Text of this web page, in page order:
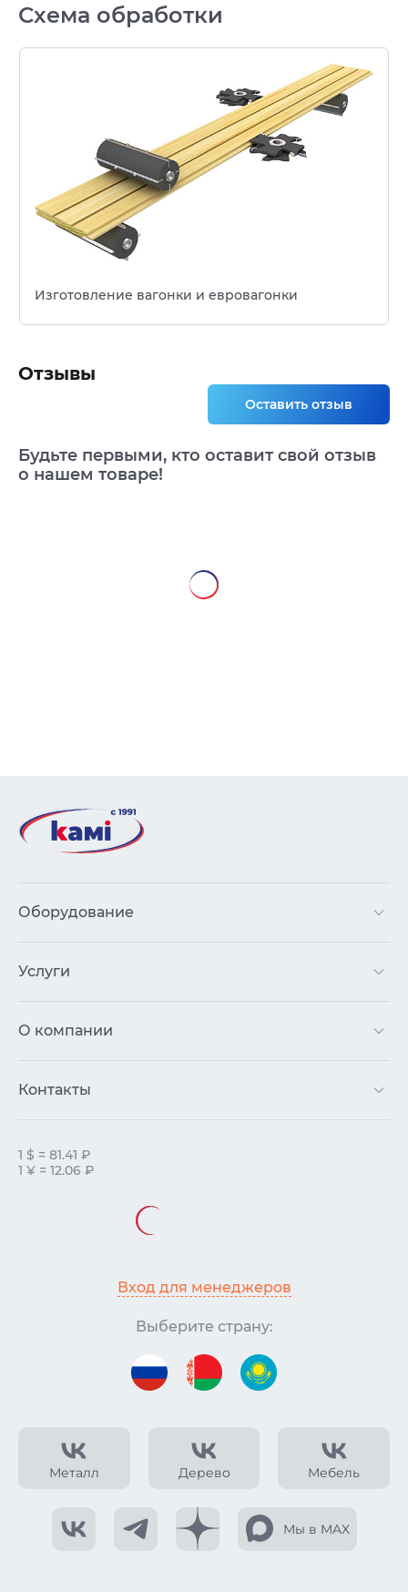
Схема обработки
Изготовление вагонки и евровагонки
Отзывы
Оставить отзыв
Будьте первыми, кто оставит свой отзыв
о нашем товаре!
Металл Дерево Мебель
Мы в MAX
Оборудование
Услуги
О компании
Контакты
1 $ = 81.41 ₽
1 ¥ = 12.06 ₽
Вход для менеджеров
Выберите страну: